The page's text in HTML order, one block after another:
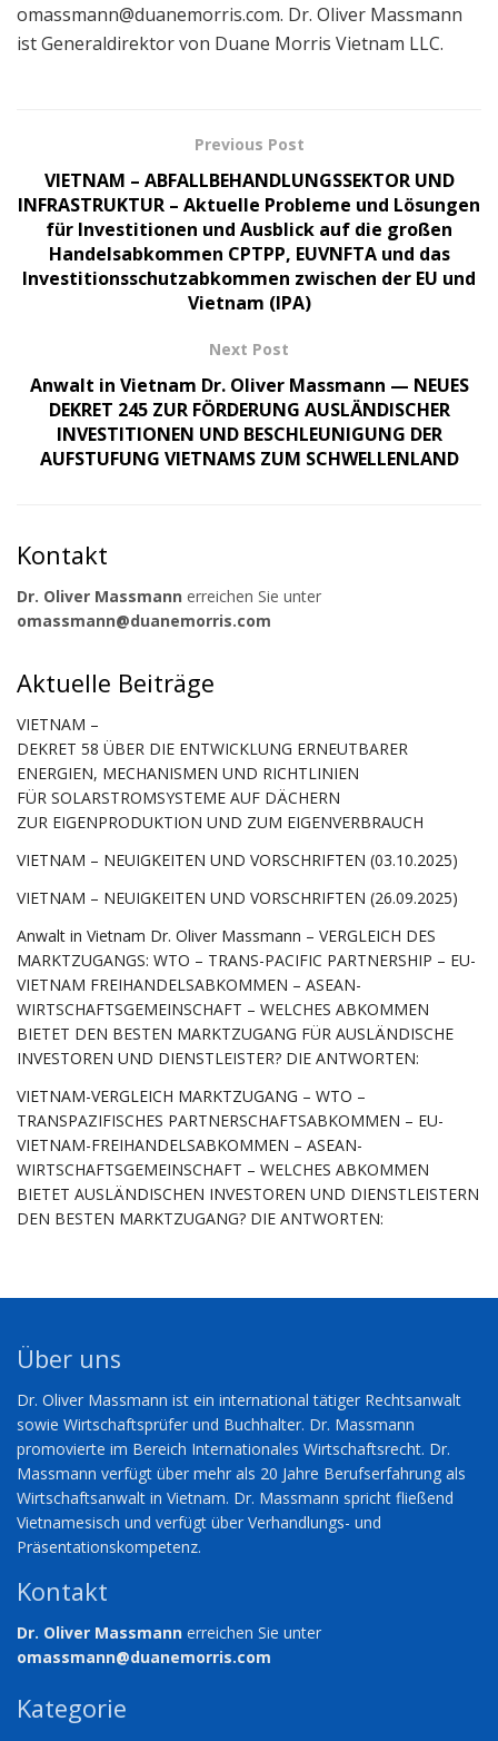
omassmann@duanemorris.com. Dr. Oliver Massmann
ist Generaldirektor von Duane Morris Vietnam LLC.
Previous Post
VIETNAM – ABFALLBEHANDLUNGSSEKTOR UND
INFRASTRUKTUR – Aktuelle Probleme und Lösungen
für Investitionen und Ausblick auf die großen
Handelsabkommen CPTPP, EUVNFTA und das
Investitionsschutzabkommen zwischen der EU und
Vietnam (IPA)
Next Post
Anwalt in Vietnam Dr. Oliver Massmann — NEUES
DEKRET 245 ZUR FÖRDERUNG AUSLÄNDISCHER
INVESTITIONEN UND BESCHLEUNIGUNG DER
AUFSTUFUNG VIETNAMS ZUM SCHWELLENLAND
Kontakt
Dr. Oliver Massmann erreichen Sie unter
omassmann@duanemorris.com
Aktuelle Beiträge
VIETNAM –
DEKRET 58 ÜBER DIE ENTWICKLUNG ERNEUTBARER
ENERGIEN, MECHANISMEN UND RICHTLINIEN
FÜR SOLARSTROMSYSTEME AUF DÄCHERN
ZUR EIGENPRODUKTION UND ZUM EIGENVERBRAUCH
VIETNAM – NEUIGKEITEN UND VORSCHRIFTEN (03.10.2025)
VIETNAM – NEUIGKEITEN UND VORSCHRIFTEN (26.09.2025)
Anwalt in Vietnam Dr. Oliver Massmann – VERGLEICH DES
MARKTZUGANGS: WTO – TRANS-PACIFIC PARTNERSHIP – EU-
VIETNAM FREIHANDELSABKOMMEN – ASEAN-
WIRTSCHAFTSGEMEINSCHAFT – WELCHES ABKOMMEN
BIETET DEN BESTEN MARKTZUGANG FÜR AUSLÄNDISCHE
INVESTOREN UND DIENSTLEISTER? DIE ANTWORTEN:
VIETNAM-VERGLEICH MARKTZUGANG – WTO –
TRANSPAZIFISCHES PARTNERSCHAFTSABKOMMEN – EU-
VIETNAM-FREIHANDELSABKOMMEN – ASEAN-
WIRTSCHAFTSGEMEINSCHAFT – WELCHES ABKOMMEN
BIETET AUSLÄNDISCHEN INVESTOREN UND DIENSTLEISTERN
DEN BESTEN MARKTZUGANG? DIE ANTWORTEN:
Über uns
Dr. Oliver Massmann ist ein international tätiger Rechtsanwalt
sowie Wirtschaftsprüfer und Buchhalter. Dr. Massmann
promovierte im Bereich Internationales Wirtschaftsrecht. Dr.
Massmann verfügt über mehr als 20 Jahre Berufserfahrung als
Wirtschaftsanwalt in Vietnam. Dr. Massmann spricht fließend
Vietnamesisch und verfügt über Verhandlungs- und
Präsentationskompetenz.
Kontakt
Dr. Oliver Massmann erreichen Sie unter
omassmann@duanemorris.com
Kategorie